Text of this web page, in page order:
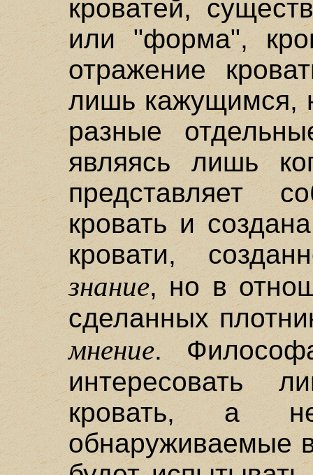
кроватей,
или "форма",
отражение
лишь кажущимся,
разные
являясь лишь
представляет
кровать и
кровати,
знание, но в
сделанных
мнение.
интересовать
кровать, а
обнаруживаемые